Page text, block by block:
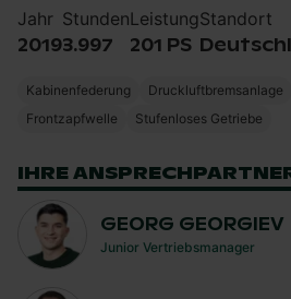
Jahr
2019
Stunden
3.997
Leistung
201 PS
Standort
Kabinenfederung Druckluftbremsanlage
Frontzapfwelle
Stufenloses Getriebe
IHRE
GEORG GEORGIEV
Junior Vertriebsmanager